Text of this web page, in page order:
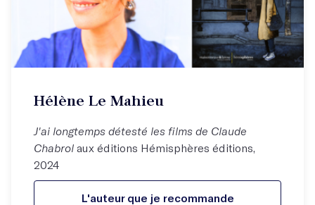
Hélène Le Mahieu
J'ai longtemps détesté les films de Claude
Chabrol aux éditions Hémisphères éditions,
2024
L'auteur que je recommande